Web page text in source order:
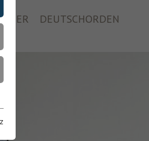
DEUTSCHORDEN